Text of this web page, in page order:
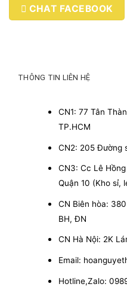
CHAT FACEBOOK
THÔNG TIN LIÊN HỆ
CN1: 77 Tân
TP.HCM
CN2: 205 Đường
CN3: Cc Lê
Quận 10 (Kho sỉ,
CN Biên hòa:
BH, ĐN
CN Hà Nội: 2K
Email:
Hotline,Zalo: